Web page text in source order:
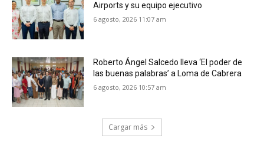
Airports y su equipo ejecutivo
6 agosto, 2026 11:07 am
Roberto Ángel Salcedo lleva ‘El poder de
las buenas palabras’ a Loma de Cabrera
6 agosto, 2026 10:57 am
Cargar más